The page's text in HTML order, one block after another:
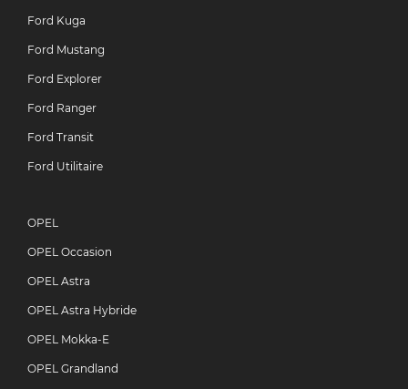
Ford Kuga
Ford Mustang
Ford Explorer
Ford Ranger
Ford Transit
Ford Utilitaire
OPEL
OPEL Occasion
OPEL Astra
OPEL Astra Hybride
OPEL Mokka-E
OPEL Grandland